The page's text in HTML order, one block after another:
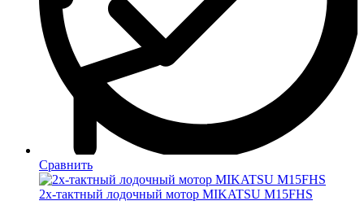
Сравнить
2х-тактный лодочный мотор MIKATSU M15FHS